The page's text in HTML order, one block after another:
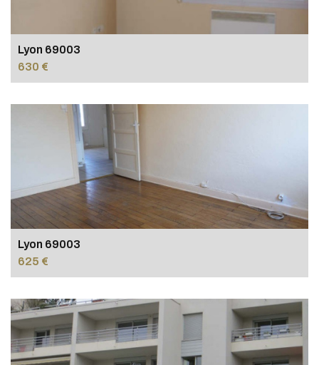
Lyon 69003
630 €
Lyon 69003
625 €